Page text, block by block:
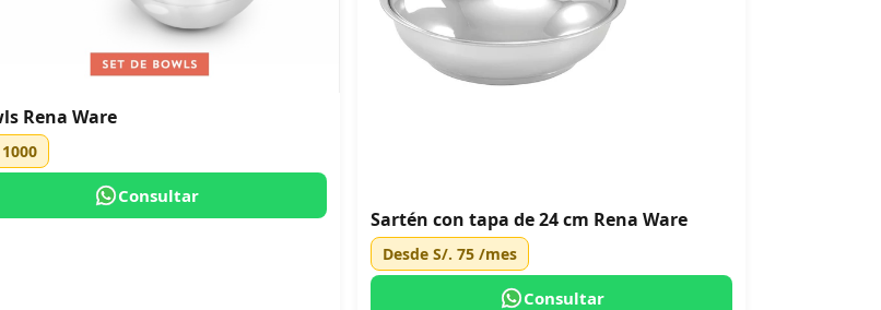
Rena Ware
Consultar
Sartén con tapa de 24 cm Rena Ware
DesdeS/. 75 /mes
Consultar